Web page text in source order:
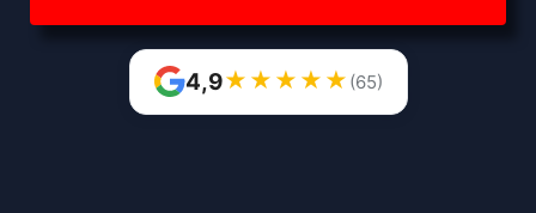
4,9★ ★ ★ ★ ★ (65)